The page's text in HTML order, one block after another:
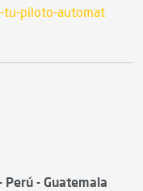
tu-piloto-automat
Perú - Guatemala